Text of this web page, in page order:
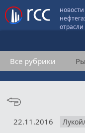
отрасли
Все рубрики
22.11.2016